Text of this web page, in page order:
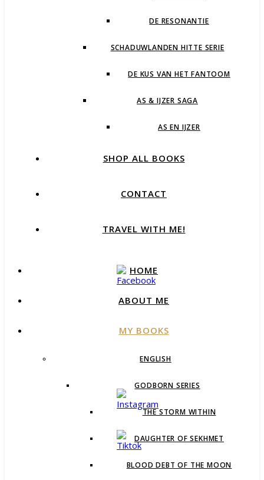
DE RESONANTIE
SCHADUWLANDEN HITTE SERIE
DE KUS VAN HET FANTOOM
AS & IJZER SAGA
AS EN IJZER
SHOP ALL BOOKS
CONTACT
TRAVEL WITH ME!
HOME
ABOUT ME
MY BOOKS
ENGLISH
GODBORN SERIES
THE STORM WITHIN
DAUGHTER OF SEKHMET
BLOOD DEBT OF THE MOON